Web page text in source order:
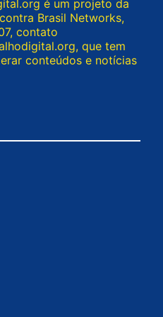
é um projeto da
Brasil Networks,
contato
, que tem
conteúdos e notícias